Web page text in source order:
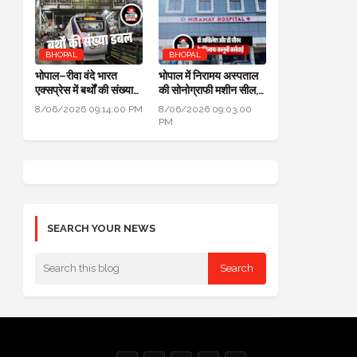
BHOPAL
भोपाल–रीवा वंदे भारत
एक्सप्रेस में बर्थों की संख्या
डबल से ज्यादा हुई
8/06/2026 09:14:00 PM
BHOPAL
भोपाल में निरामय अस्पताल
की सोनोग्राफी मशीन सील,
सीएमएचओ ने की कार्यवाही
8/06/2026 09:03:00
PM
SEARCH YOUR NEWS